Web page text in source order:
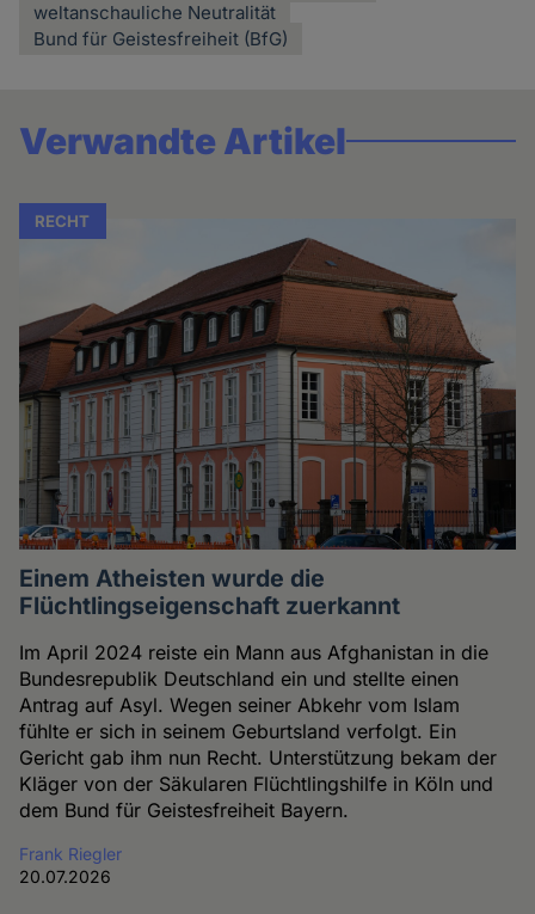
weltanschauliche Neutralität
Bund für Geistesfreiheit (BfG)
Verwandte Artikel
RECHT
Einem Atheisten wurde die
Flüchtlingseigenschaft zuerkannt
Im April 2024 reiste ein Mann aus Afghanistan in die
Bundesrepublik Deutschland ein und stellte einen
Antrag auf Asyl. Wegen seiner Abkehr vom Islam
fühlte er sich in seinem Geburtsland verfolgt. Ein
Gericht gab ihm nun Recht. Unterstützung bekam der
Kläger von der Säkularen Flüchtlingshilfe in Köln und
dem Bund für Geistesfreiheit Bayern.
Frank Riegler
20.07.2026